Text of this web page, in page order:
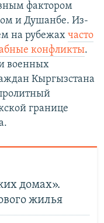
фактором
и Душанбе. Из-
на рубежах часто
конфликты.
военных
Кыргызстана
границе
домах».
жилья